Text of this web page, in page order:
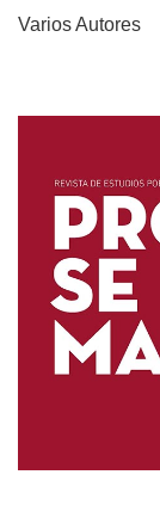
Varios Autores